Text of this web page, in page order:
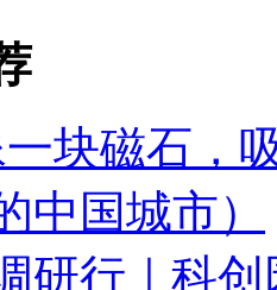
块磁石，
中国城市）
研行｜科创